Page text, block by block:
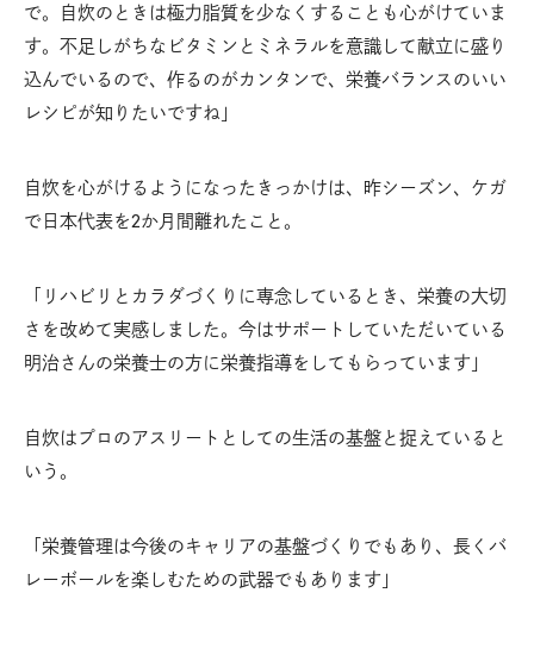
で。自炊のときは極力脂質を少なくすることも心がけていま
す。不足しがちなビタミンとミネラルを意識して献立に盛り
込んでいるので、作るのがカンタンで、栄養バランスのいい
レシピが知りたいですね」
自炊を心がけるようになったきっかけは、昨シーズン、ケガ
で日本代表を2か月間離れたこと。
「リハビリとカラダづくりに専念しているとき、栄養の大切
さを改めて実感しました。今はサポートしていただいている
明治さんの栄養士の方に栄養指導をしてもらっています」
自炊はプロのアスリートとしての生活の基盤と捉えていると
いう。
「栄養管理は今後のキャリアの基盤づくりでもあり、長くバ
レーボールを楽しむための武器でもあります」